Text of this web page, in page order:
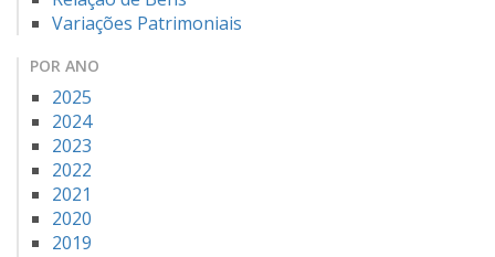
Variações Patrimoniais
POR ANO
2025
2024
2023
2022
2021
2020
2019